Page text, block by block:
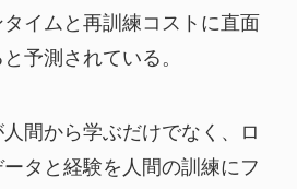
イムと再訓練コストに直面
予測されている。
間から学ぶだけでなく、ロ
タと経験を人間の訓練にフ